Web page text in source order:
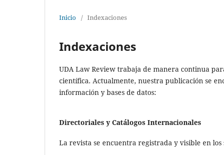
Inicio / Indexaciones
Indexaciones
UDA Law Review trabaja de manera continua
científica. Actualmente, nuestra publicación se
información y bases de datos:
Directoriales y Catálogos Internacionales
La revista se encuentra registrada y visible en